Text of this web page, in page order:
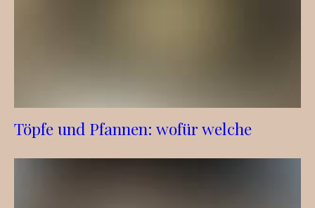
Töpfe und Pfannen: wofür welche